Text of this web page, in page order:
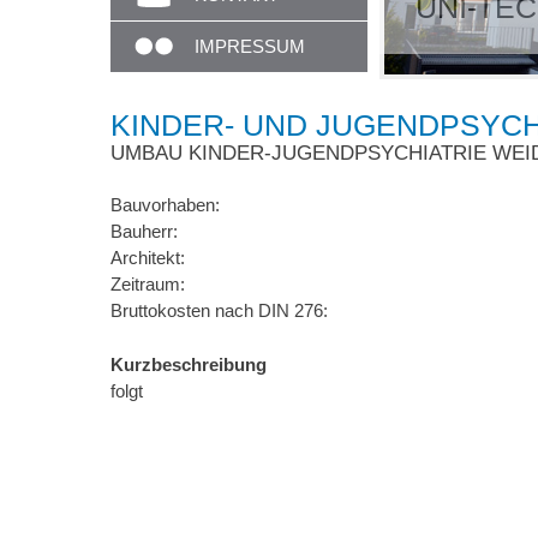
IMPRESSUM
GMBH IN WEIDEN
KINDER- UND
UMBAU KINDER-JUGENDPSYCHIATRIE
Bauvorhaben:
Bauherr:
Architekt:
Zeitraum:
Bruttokosten nach DIN 276:
Kurzbeschreibung
folgt